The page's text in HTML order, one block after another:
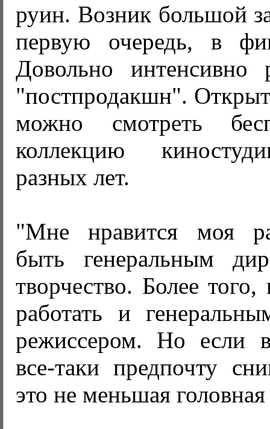
руин. Возник большой
первую очередь, в
Довольно интенсивно
"постпродакшн".
можно смотреть
коллекцию
разных лет.
"Мне нравится моя
быть генеральным
творчество. Более
работать и
режиссером. Но если
все-таки предпочту
это не меньшая